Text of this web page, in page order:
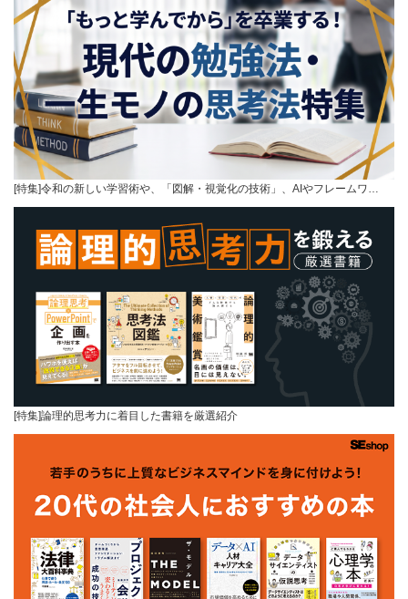
[特集]令和の新しい学習術や、「図解・視覚化の技術」、AIやフレームワ…
[特集]論理的思考力に着目した書籍を厳選紹介